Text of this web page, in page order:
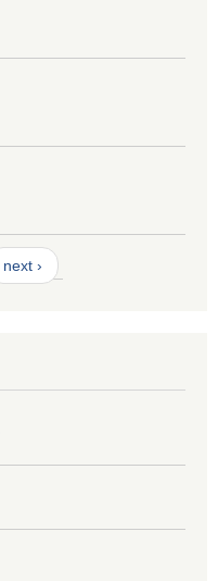
next ›